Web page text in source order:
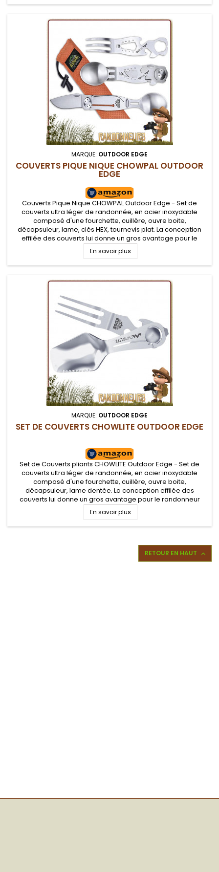
MARQUE: OUTDOOR EDGE
COUVERTS PIQUE NIQUE CHOWPAL OUTDOOR
EDGE
Couverts Pique Nique CHOWPAL Outdoor Edge - Set de
couverts ultra léger de randonnée, en acier inoxydable
composé d'une fourchette, cuillère, ouvre boite,
décapsuleur, lame, clés HEX, tournevis plat. La conception
effilée des couverts lui donne un gros avantage pour le
randonneur minimaliste proposant un poids léger et un
espace de rangement très faible....
En savoir plus
MARQUE: OUTDOOR EDGE
SET DE COUVERTS CHOWLITE OUTDOOR EDGE
Set de Couverts pliants CHOWLITE Outdoor Edge - Set de
couverts ultra léger de randonnée, en acier inoxydable
composé d'une fourchette, cuillère, ouvre boite,
décapsuleur, lame dentée. La conception effilée des
couverts lui donne un gros avantage pour le randonneur
minimaliste proposant un poids léger et un espace de
rangement très faible.
En savoir plus
RETOUR EN HAUT 